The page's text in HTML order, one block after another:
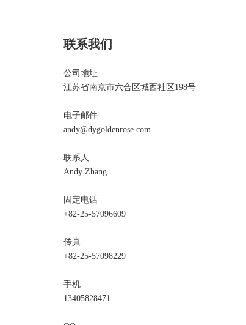
联系我们
公司地址
江苏省南京市六合区城西社区198号
电子邮件
andy@dygoldenrose.com
联系人
Andy Zhang
固定电话
+82-25-57096609
传真
+82-25-57098229
手机
13405828471